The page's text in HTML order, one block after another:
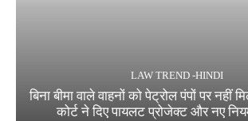
LAW TREND -HINDI
बिना बीमा वाले वाहनों को पेट्रोल पंपों पर नहीं
कोर्ट ने दिए पायलट प्रोजेक्ट और नए